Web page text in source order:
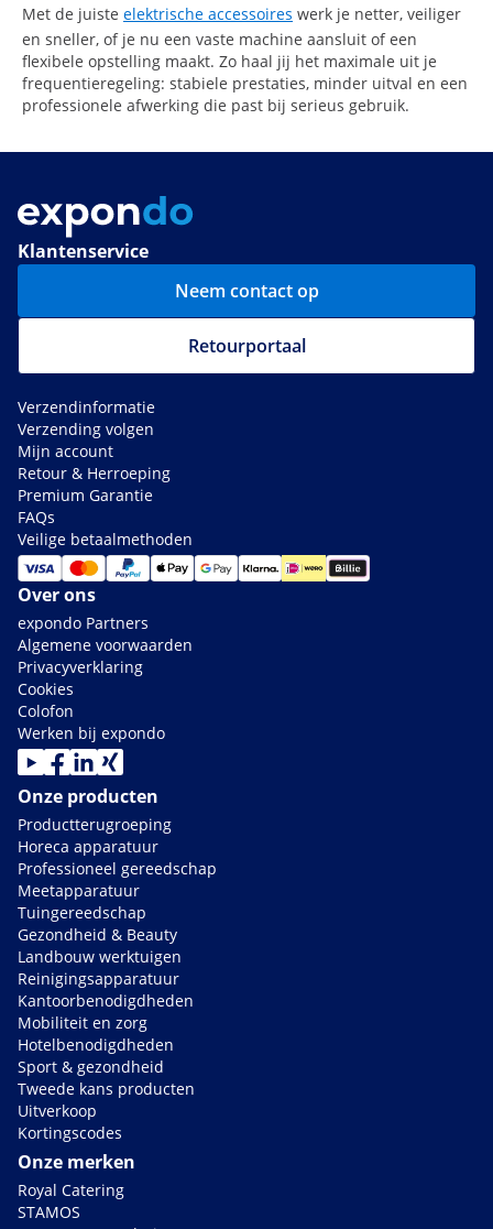
Met de juiste elektrische accessoires werk je netter, veiliger
en sneller, of je nu een vaste machine aansluit of een
flexibele opstelling maakt. Zo haal jij het maximale uit je
frequentieregeling: stabiele prestaties, minder uitval en een
professionele afwerking die past bij serieus gebruik.
Klantenservice
Neem contact op
Retourportaal
Verzendinformatie
Verzending volgen
Mijn account
Retour & Herroeping
Premium Garantie
FAQs
Veilige betaalmethoden
Over ons
expondo Partners
Algemene voorwaarden
Privacyverklaring
Cookies
Colofon
Werken bij expondo
Onze producten
Productterugroeping
Horeca apparatuur
Professioneel gereedschap
Meetapparatuur
Tuingereedschap
Gezondheid & Beauty
Landbouw werktuigen
Reinigingsapparatuur
Kantoorbenodigdheden
Mobiliteit en zorg
Hotelbenodigdheden
Sport & gezondheid
Tweede kans producten
Uitverkoop
Kortingscodes
Onze merken
Royal Catering
STAMOS